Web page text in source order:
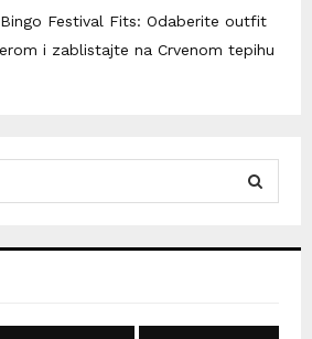
Festival Fits: Odaberite outfit
i zablistajte na Crvenom tepihu